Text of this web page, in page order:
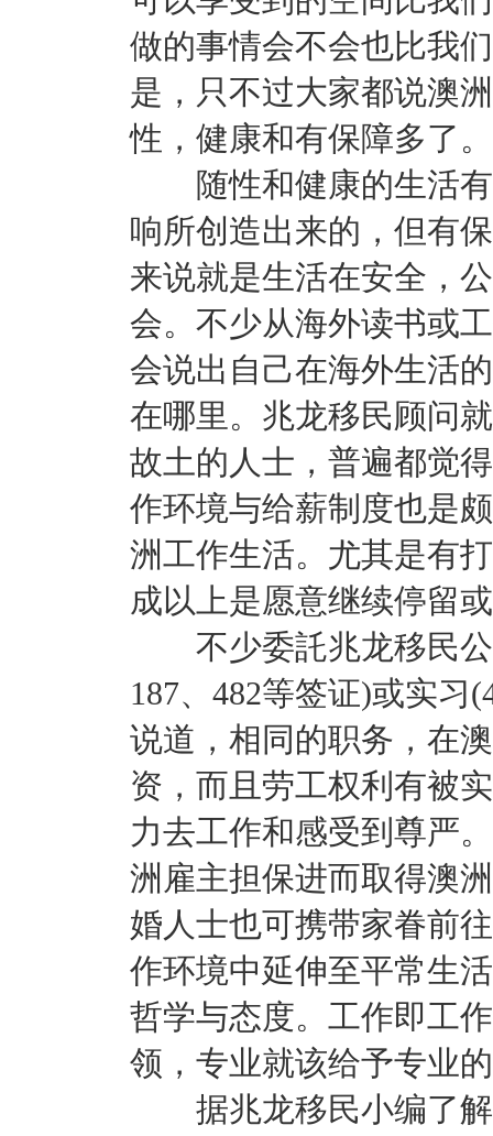
做的事情会不会也比我
是，只不过大家都说澳
性，健康和有保障多了。
随性和健康的生活有
响所创造出来的，但有
来说就是生活在安全，
会。不少从海外读书或
会说出自己在海外生活
在哪里。兆龙移民顾问
故土的人士，普遍都觉
作环境与给薪制度也是
洲工作生活。尤其是有
成以上是愿意继续停留
不少委託兆龙移民公
187、482等签证)或实习
说道，相同的职务，在
资，而且劳工权利有被
力去工作和感受到尊严
洲雇主担保进而取得澳
婚人士也可携带家眷前
作环境中延伸至平常生
哲学与态度。工作即工
领，专业就该给予专业
据兆龙移民小编了解